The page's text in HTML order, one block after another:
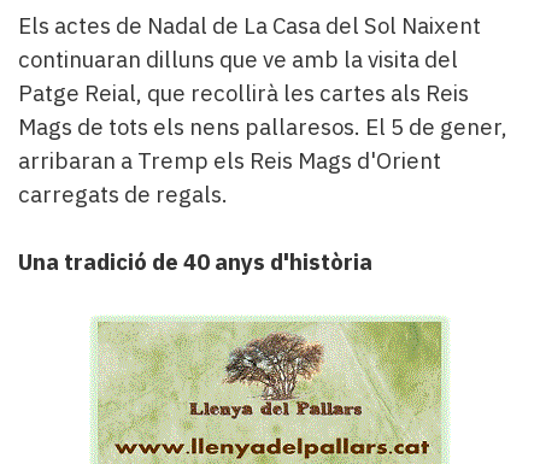
Els actes de Nadal de La Casa del Sol Naixent
continuaran dilluns que ve amb la visita del
Patge Reial, que recollirà les cartes als Reis
Mags de tots els nens pallaresos. El 5 de gener,
arribaran a Tremp els Reis Mags d'Orient
carregats de regals.
Una tradició de 40 anys d'història